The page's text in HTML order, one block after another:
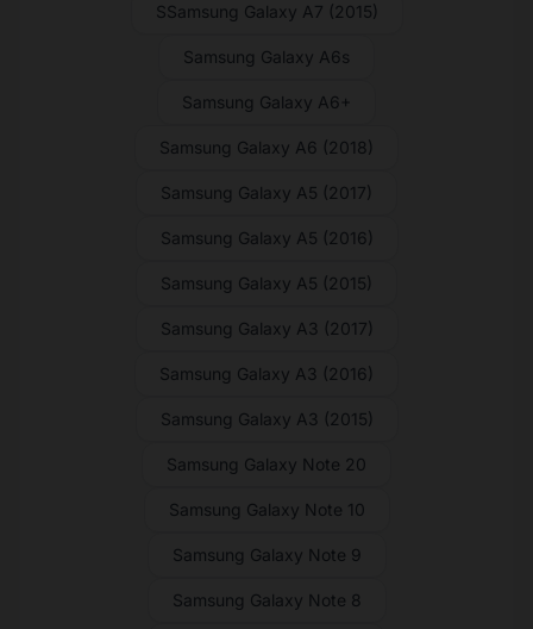
SSamsung Galaxy A7 (2015)
Samsung Galaxy A6s
Samsung Galaxy A6+
Samsung Galaxy A6 (2018)
Samsung Galaxy A5 (2017)
Samsung Galaxy A5 (2016)
Samsung Galaxy A5 (2015)
Samsung Galaxy A3 (2017)
Samsung Galaxy A3 (2016)
Samsung Galaxy A3 (2015)
Samsung Galaxy Note 20
Samsung Galaxy Note 10
Samsung Galaxy Note 9
Samsung Galaxy Note 8